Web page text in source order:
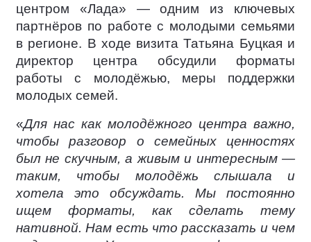
центром «Лада» — одним из ключевых
партнёров по работе с молодыми семьями
в регионе. В ходе визита Татьяна Буцкая и
директор центра обсудили форматы
работы с молодёжью, меры поддержки
молодых семей.
«Для нас как молодёжного центра важно,
чтобы разговор о семейных ценностях
был не скучным, а живым и интересным —
таким, чтобы молодёжь слышала и
хотела это обсуждать. Мы постоянно
ищем форматы, как сделать тему
нативной. Нам есть что рассказать и чем